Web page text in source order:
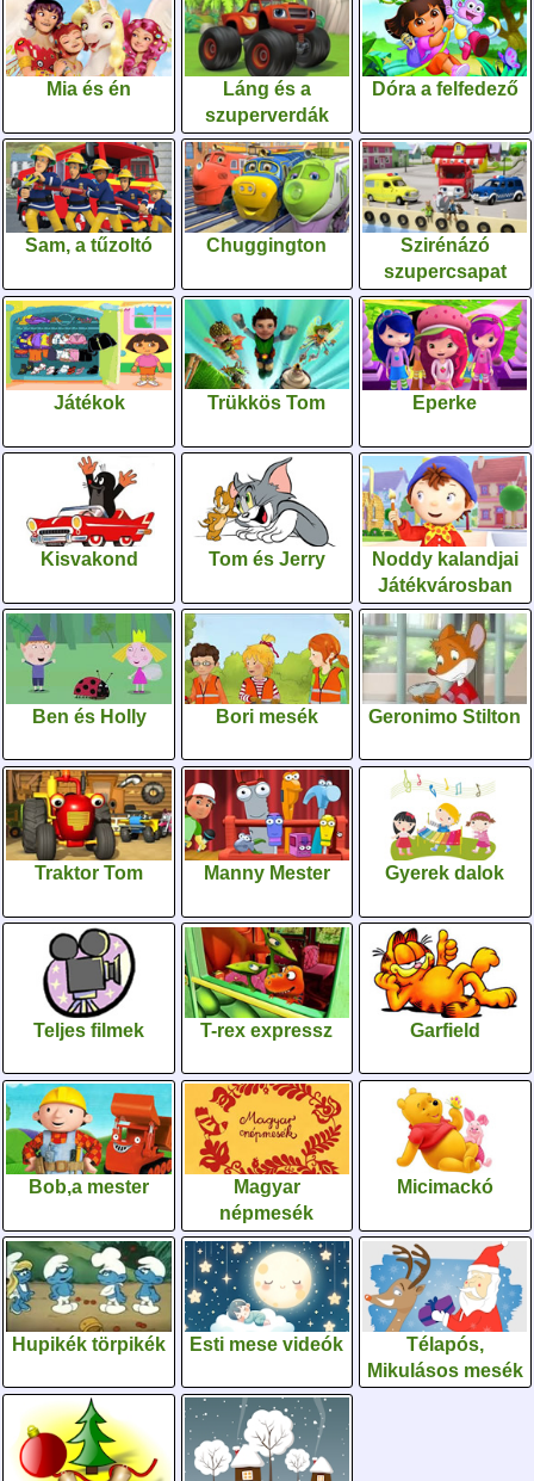
Mia és én
Láng és a
szuperverdák
Dóra a felfedező
Sam, a tűzoltó Chuggington
Szirénázó
szupercsapat
Játékok Trükkös Tom Eperke
Kisvakond Tom és Jerry
Noddy kalandjai
Játékvárosban
Ben és Holly Bori mesék Geronimo Stilton
Traktor Tom Manny Mester Gyerek dalok
Teljes filmek T-rex expressz Garfield
Bob,a mester
Magyar
népmesék
Micimackó
Hupikék törpikék Esti mese videók
Télapós,
Mikulásos mesék